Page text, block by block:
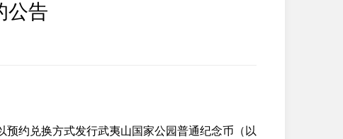
公告
约兑换方式发行武夷山国家公园普通纪念币（以